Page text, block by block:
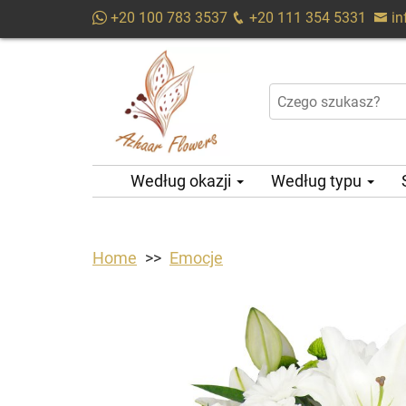
+20 100 783 3537 +20 111 354 5331
Według okazji Według typu
Home Emocje